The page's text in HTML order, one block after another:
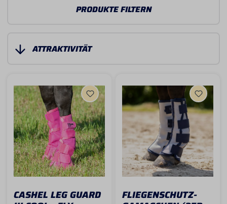
PRODUKTE FILTERN
CASHEL LEG GUARD FLIEGENSCHUTZ-